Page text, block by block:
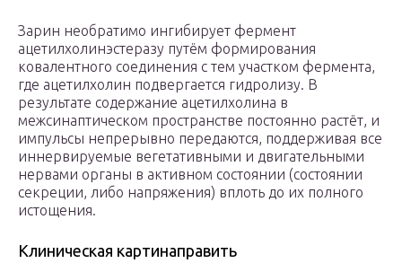
Зарин необратимо ингибирует фермент
ацетилхолинэстеразу путём формирования
ковалентного соединения с тем участком фермента,
где ацетилхолин подвергается гидролизу. В
результате содержание ацетилхолина в
межсинаптическом пространстве постоянно растёт, и
импульсы непрерывно передаются, поддерживая все
иннервируемые вегетативными и двигательными
нервами органы в активном состоянии (состоянии
секреции, либо напряжения) вплоть до их полного
истощения.
Клиническая картинаправить